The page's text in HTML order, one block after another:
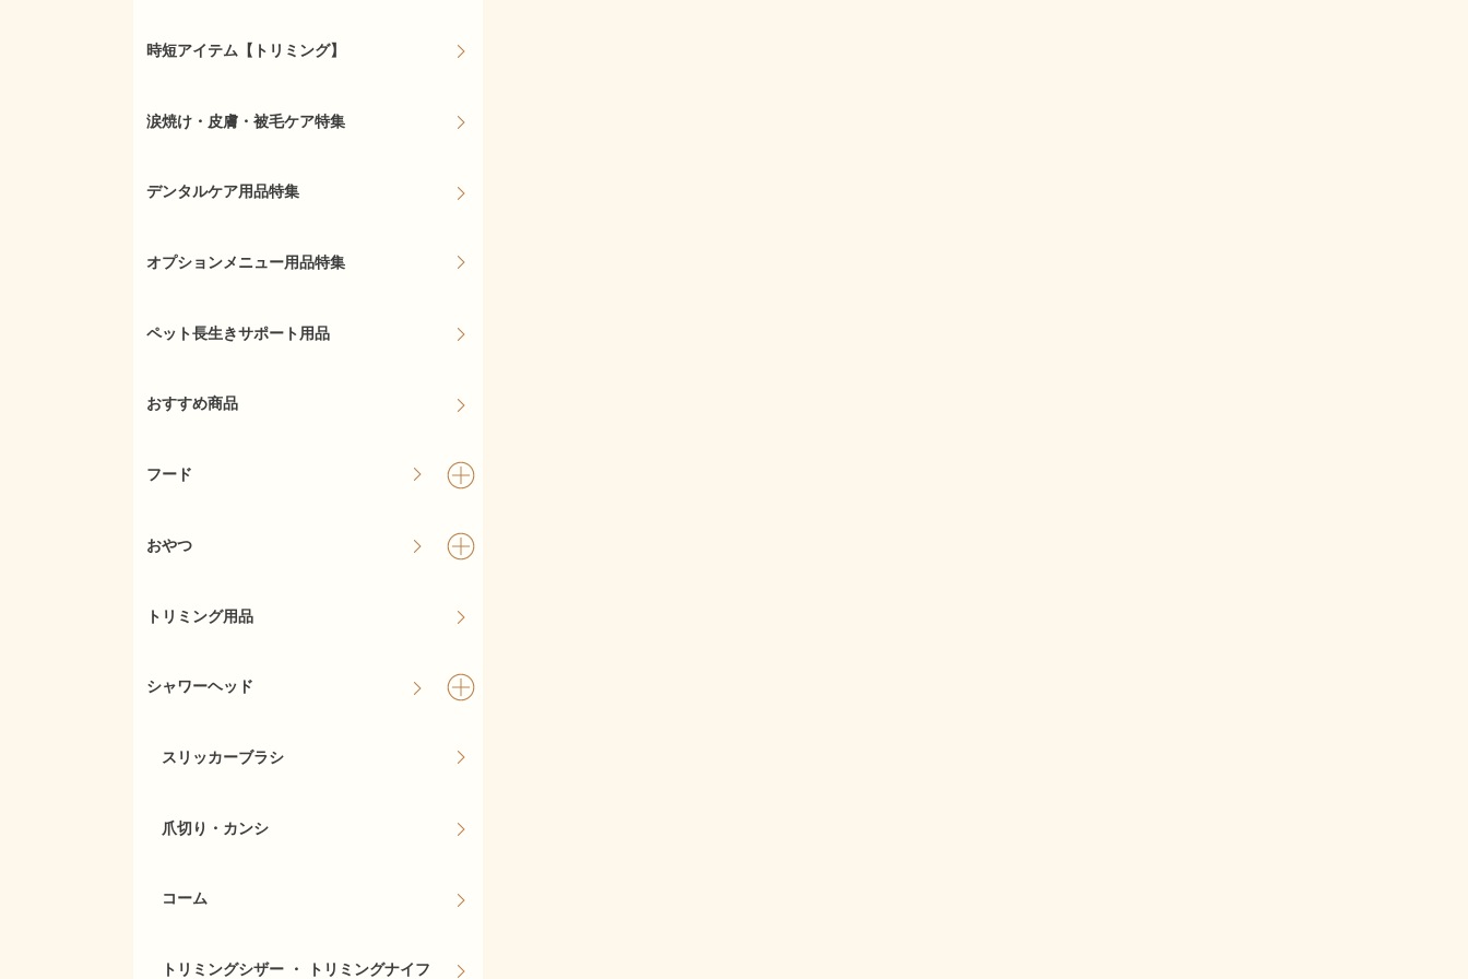
時短アイテム【トリミング】
涙焼け・皮膚・被毛ケア特集
デンタルケア用品特集
オプションメニュー用品特集
ペット長生きサポート用品
おすすめ商品
フード
おやつ
トリミング用品
シャワーヘッド
スリッカーブラシ
爪切り・カンシ
コーム
トリミングシザー ・ トリミングナイフ